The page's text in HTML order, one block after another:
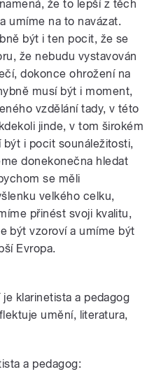
že to lepší z těch
umíme na to navázat.
být i ten pocit, že se
že nebudu vystavován
dokonce ohrožení na
musí být i moment,
vzdělání tady, v této
jinde, v tom širokém
i pocit sounáležitosti,
donekonečna hledat
se měli
velkého celku,
přinést svoji kvalitu,
být vzoroví a umíme být
Evropa.
klarinetista a pedagog
umění, literatura,
a pedagog: